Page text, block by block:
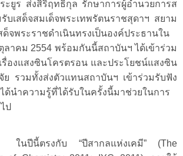
ะยูร ส่งสิริฤทธิกุล รักษาการผู้อำนวยการส
บเสด็จสมเด็จพระเทพรัตนราชสุดาฯ สยาม
จพระราชดำเนินทรงเป็นองค์ประธานใน
ลาคม 2554 พร้อมกันนี้สถาบันฯ ได้เข้าร่วม
รื่องแสงซินโครตรอน และประโยชน์แสงซิน
ย
รวมทั้งส่งตัวแทนสถาบันฯ เข้าร่วมรับฟัง
ได้นำความรู้ที่ได้รับในครั้งนี้มาช่วยในการ
ป
ในปีนี้ตรงกับ “ปีสากลแห่งเคมี”(The